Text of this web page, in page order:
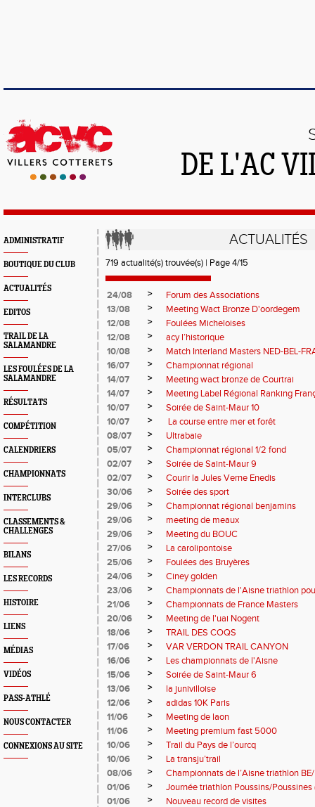
DE L'AC
ADMINISTRATIF
BOUTIQUE DU CLUB
ACTUALITÉS
EDITOS
TRAIL DE LA
SALAMANDRE
LES FOULÉES DE LA
SALAMANDRE
RÉSULTATS
COMPÉTITION
CALENDRIERS
CHAMPIONNATS
INTERCLUBS
CLASSEMENTS &
CHALLENGES
BILANS
LES RECORDS
HISTOIRE
LIENS
MÉDIAS
VIDÉOS
PASS-ATHLÉ
NOUS CONTACTER
CONNEXIONS AU SITE
ACTUALITÉS
719 actualité(s) trouvée(s) | Page 4/15
24/08 >
Forum des Associations
13/08
>
Meeting Wact Bronze D'oordegem
12/08
>
Foulées Micheloises
12/08
>
acy l’historique
10/08
>
Match Interland Masters NED-BEL-
16/07
>
Championnat régional
14/07
>
Meeting wact bronze de Courtrai
14/07
>
Meeting Label Régional Ranking
10/07
>
Soirée de Saint-Maur 10
10/07
>
La course entre mer et forêt
08/07
>
Ultrabaie
05/07
>
Championnat régional 1/2 fond
02/07
>
Soirée de Saint-Maur 9
02/07
>
Courir la Jules Verne Enedis
30/06
>
Soirée des sport
29/06
>
Championnat régional benjamins
29/06
>
meeting de meaux
29/06
>
Meeting du BOUC
27/06
>
La carolipontoise
25/06
>
Foulées des Bruyères
24/06
>
Ciney golden
23/06
>
Championnats de l'Aisne triathlon
21/06
>
Championnats de France Masters
20/06
>
Meeting de l'uai Nogent
18/06
>
TRAIL DES COQS
17/06
>
VAR VERDON TRAIL CANYON
16/06
>
Les championnats de l'Aisne
15/06
>
Soirée de Saint-Maur 6
13/06
>
la junivilloise
12/06
>
adidas 10K Paris
11/06
>
Meeting de laon
11/06
>
Meeting premium fast 5000
10/06
>
Trail du Pays de l’ourcq
10/06
>
La transju’trail
08/06
>
Championnats de l’Aisne triathlon
01/06
>
Journée triathlon Poussins/Poussines
01/06
>
Nouveau record de visites